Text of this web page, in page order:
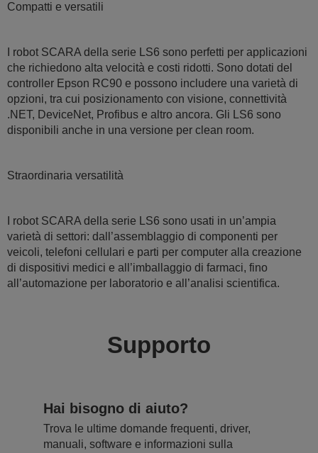
Compatti e versatili
I robot SCARA della serie LS6 sono perfetti per applicazioni
che richiedono alta velocità e costi ridotti. Sono dotati del
controller Epson RC90 e possono includere una varietà di
opzioni, tra cui posizionamento con visione, connettività
.NET, DeviceNet, Profibus e altro ancora. Gli LS6 sono
disponibili anche in una versione per clean room.
Straordinaria versatilità
I robot SCARA della serie LS6 sono usati in un’ampia
varietà di settori: dall’assemblaggio di componenti per
veicoli, telefoni cellulari e parti per computer alla creazione
di dispositivi medici e all’imballaggio di farmaci, fino
all’automazione per laboratorio e all’analisi scientifica.
Supporto
Hai bisogno di aiuto?
Trova le ultime domande frequenti, driver,
manuali, software e informazioni sulla